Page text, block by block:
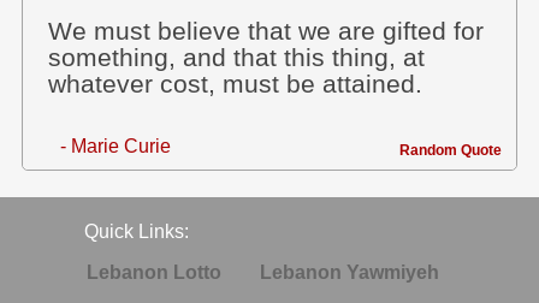
We must believe that we are gifted for
something, and that this thing, at
whatever cost, must be attained.
- Marie Curie Random Quote
Quick Links:
Lebanon Lotto
Lebanon Yawmiyeh